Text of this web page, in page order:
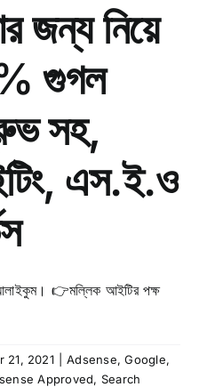
জন্য নিয়ে
গুগল
সহ,
এস.ই.ও
👉মল্লিক আইটির পক্ষ
21, 2021 Adsense,Google,
Approved, Search